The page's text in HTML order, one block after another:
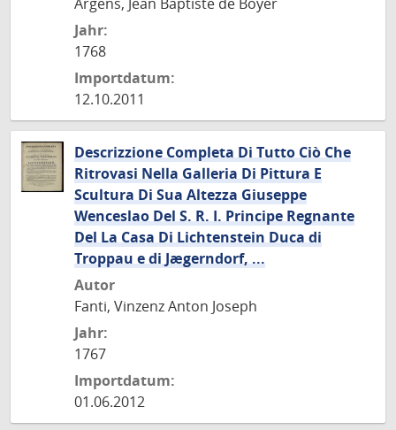
Jahr:
1768
Importdatum:
12.10.2011
Descrizzione Completa Di Tutto Ciò Che
Ritrovasi Nella Galleria Di Pittura E
Scultura Di Sua Altezza Giuseppe
Wenceslao Del S. R. I. Principe Regnante
Del La Casa Di Lichtenstein Duca di
Troppau e di Jægerndorf, ...
Autor
Fanti, Vinzenz Anton Joseph
Jahr:
1767
Importdatum:
01.06.2012